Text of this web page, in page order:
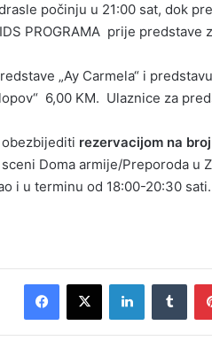
počinju u 21:00 sat, dok
PROGRAMA prije predstave
„Ay Carmela“ i
6,00 KM. Ulaznice za
rezervacijom na
Doma armije/Preporoda u
i u terminu od 18:00-20:30 sati.
Facebook
X LinkedIn